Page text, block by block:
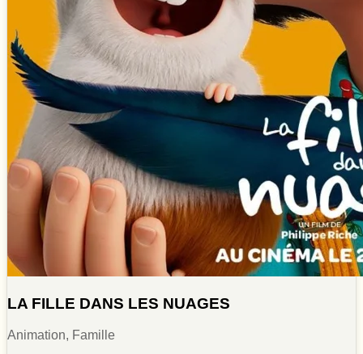
LA FILLE DANS LES NUAGES
Animation, Famille